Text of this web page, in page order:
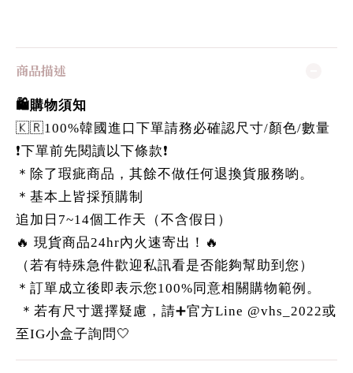
商品描述
🛍️購物須知
🇰🇷100%韓國進口下單請務必確認尺寸/顏色/數量
❗️下單前先閱讀以下條款❗️
＊除了瑕疵商品，其餘不做任何退換貨服務喲。
＊基本上皆採預購制
追加日7~14個工作天（不含假日）
🔥 現貨商品24hr內火速寄出！🔥
（若有特殊急件歡迎私訊看是否能夠幫助到您）
＊訂單成立後即表示您100%同意相關購物範例。
＊若有尺寸選擇疑慮，請➕官方Line @vhs_2022或
至IG小盒子詢問🤍